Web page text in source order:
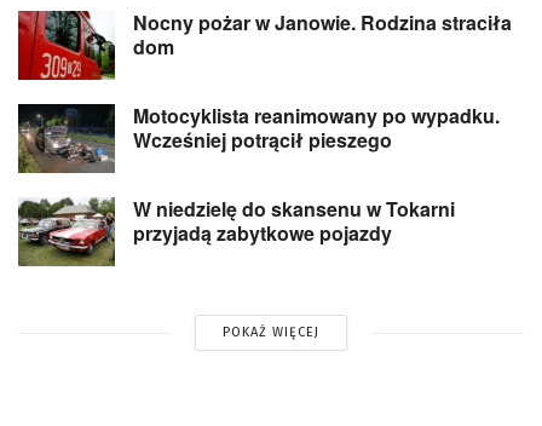
Nocny pożar w Janowie. Rodzina straciła
dom
Motocyklista reanimowany po wypadku.
Wcześniej potrącił pieszego
W niedzielę do skansenu w Tokarni
przyjadą zabytkowe pojazdy
POKAŻ WIĘCEJ